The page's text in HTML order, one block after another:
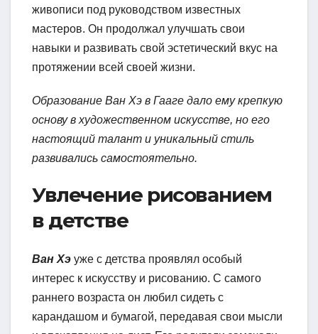
живописи под руководством известных
мастеров. Он продолжал улучшать свои
навыки и развивать свой эстетический вкус на
протяжении всей своей жизни.
Образование Ван Хэ в Гааге дало ему крепкую
основу в художественном искусстве, но его
настоящий талант и уникальный стиль
развивались самостоятельно.
Увлечение рисованием
в детстве
Ван Хэ уже с детства проявлял особый
интерес к искусству и рисованию. С самого
раннего возраста он любил сидеть с
карандашом и бумагой, передавая свои мысли